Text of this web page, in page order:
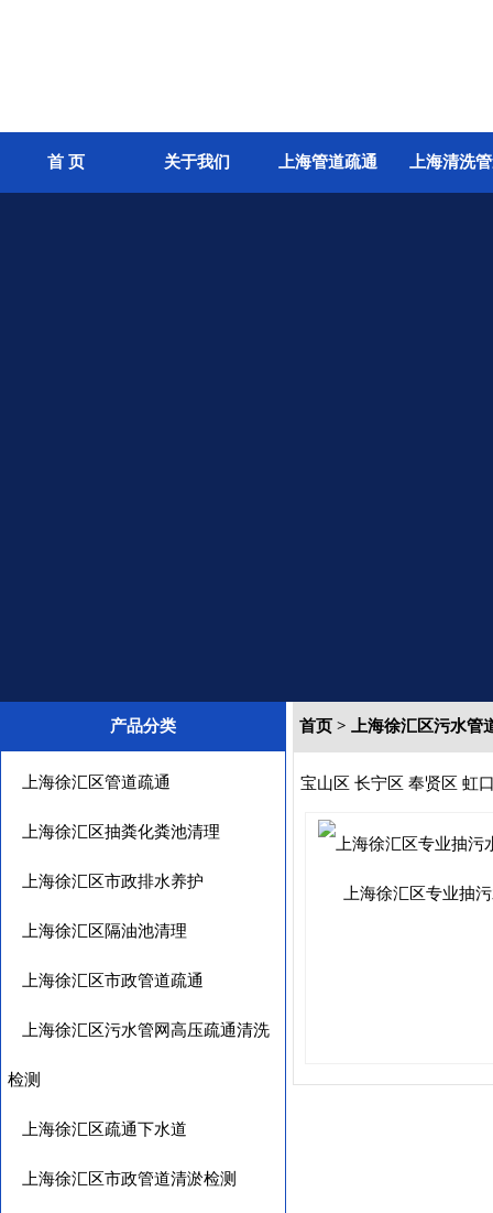
首 页 关于我们 上海管道疏通 上海清洗
产品分类
上海徐汇区管道疏通
上海徐汇区抽粪化粪池清理
上海徐汇区市政排水养护
上海徐汇区隔油池清理
上海徐汇区市政管道疏通
上海徐汇区污水管网高压疏通清洗
检测
上海徐汇区疏通下水道
上海徐汇区市政管道清淤检测
首页 > 上海徐汇区污水管
宝山区 长宁区 奉贤区 虹
上海徐汇区专业抽